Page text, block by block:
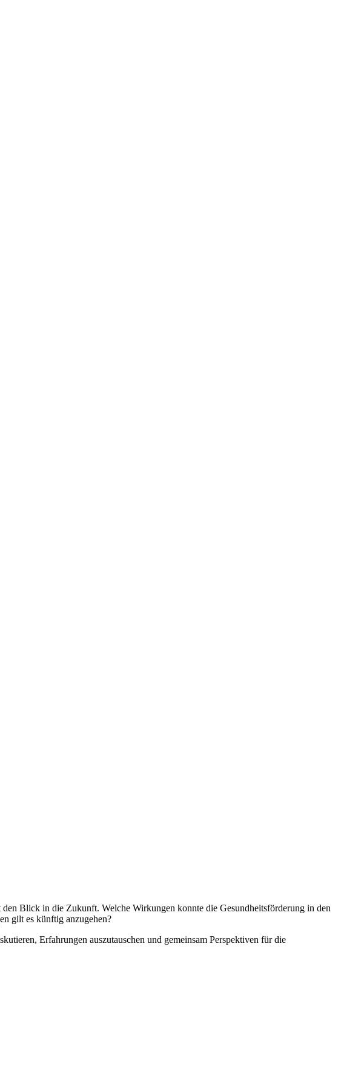
Blick in die Zukunft. Welche Wirkungen konnte die Gesundheitsförderung in den
gilt es künftig anzugehen?
Erfahrungen auszutauschen und gemeinsam Perspektiven für die